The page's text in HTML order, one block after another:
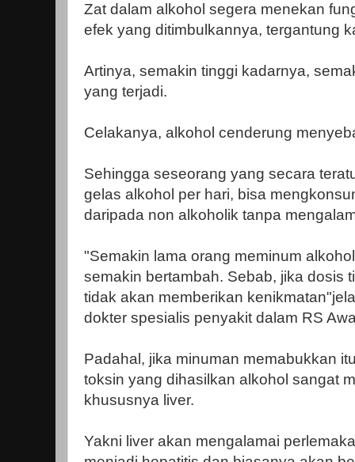
Zat dalam alkohol segera menekan
efek yang ditimbulkannya, tergantung
Artinya, semakin tinggi kadarnya,
yang terjadi.
Celakanya, alkohol cenderung
Sehingga seseorang yang secara
gelas alkohol per hari, bisa
daripada non alkoholik tanpa
"Semakin lama orang meminum
semakin bertambah. Sebab, jika dosis
tidak akan memberikan
dokter spesialis penyakit dalam RS
Padahal, jika minuman memabukkan
toksin yang dihasilkan alkohol sangat
khususnya liver.
Yakni liver akan mengalamai